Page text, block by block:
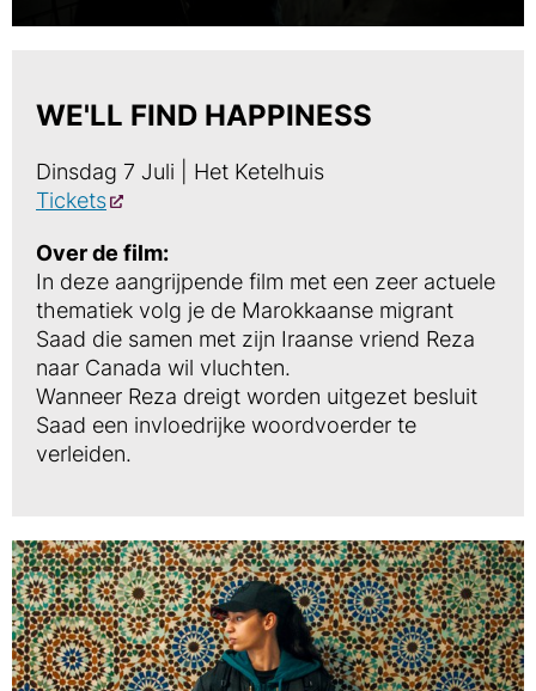
WE'LL FIND HAPPINESS
Dinsdag 7 Juli | Het Ketelhuis
Tickets
Over de film:
In deze aangrijpende film met een zeer actuele
thematiek volg je de Marokkaanse migrant
Saad die samen met zijn Iraanse vriend Reza
naar Canada wil vluchten.
Wanneer Reza dreigt worden uitgezet besluit
Saad een invloedrijke woordvoerder te
verleiden.